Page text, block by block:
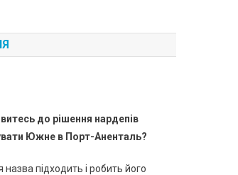
до рішення нардепів
Южне в Порт-Аненталь?
назва підходить і робить його